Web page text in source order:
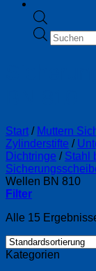
Products
search
Start / Muttern
Zylinderstifte /
Dichtringe / Stahl
Wellen BN 810
Filter
Alle 15
Kategorien